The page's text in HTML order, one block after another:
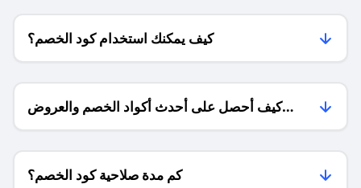
كيف يمكنك استخدام كود الخصم؟
كيف أحصل على أحدث أكواد الخصم والعروض
للمتاجر؟
كم مدة صلاحية كود الخصم؟